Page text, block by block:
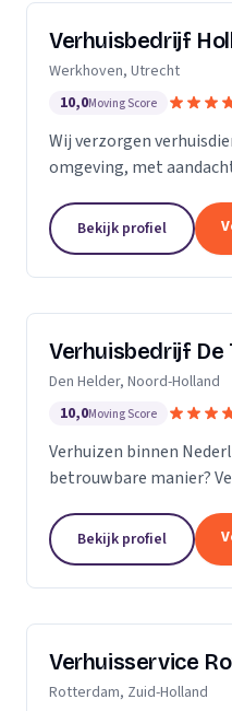
Verhuisbedrijf
Werkhoven, Utrecht
10,0Moving Score
Wij verzorgen
omgeving, met
Bekijk profiel
Verhuisbedrijf De
Den Helder, Noord-Holland
10,0Moving Score
Verhuizen binnen
betrouwbare manier?
worden naar de nieuwe
u...
Bekijk profiel
Verhuisservice
Rotterdam, Zuid-Holland